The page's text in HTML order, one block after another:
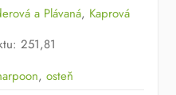
a Plávaná, Kaprová
:251,81
, osteň